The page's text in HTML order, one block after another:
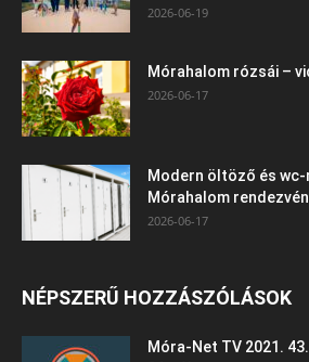
2026-06-19
Mórahalom rózsái –
2026-06-17
Modern öltöző és
Mórahalom
2026-06-17
NÉPSZERŰ HOZZÁSZÓLÁSOK
Móra-Net TV 2021.